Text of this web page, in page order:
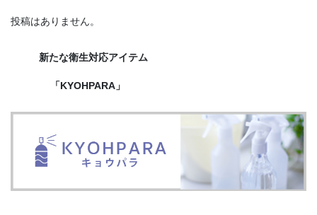
投稿はありません。
新たな衛生対応アイテム
「KYOHPARA」